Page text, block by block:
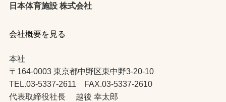
日本体育施設 株式会社
会社概要を見る
本社
〒164-0003 東京都中野区東中野3-20-10
TEL.03-5337-2611 FAX.03-5337-2610
代表取締役社長 越後 幸太郎